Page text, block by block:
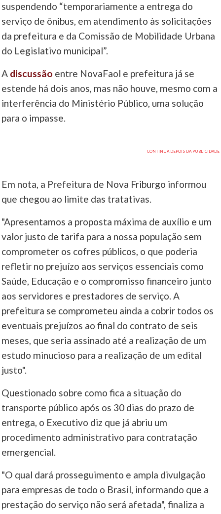
suspendendo “temporariamente a entrega do
serviço de ônibus, em atendimento às solicitações
da prefeitura e da Comissão de Mobilidade Urbana
do Legislativo municipal”.
A discussão entre NovaFaol e prefeitura já se
estende há dois anos, mas não houve, mesmo com a
interferência do Ministério Público, uma solução
para o impasse.
Em nota, a Prefeitura de Nova Friburgo informou
que chegou ao limite das tratativas.
"Apresentamos a proposta máxima de auxílio e um
valor justo de tarifa para a nossa população sem
comprometer os cofres públicos, o que poderia
refletir no prejuízo aos serviços essenciais como
Saúde, Educação e o compromisso financeiro junto
aos servidores e prestadores de serviço. A
prefeitura se comprometeu ainda a cobrir todos os
eventuais prejuízos ao final do contrato de seis
meses, que seria assinado até a realização de um
estudo minucioso para a realização de um edital
justo".
Questionado sobre como fica a situação do
transporte público após os 30 dias do prazo de
entrega, o Executivo diz que já abriu um
procedimento administrativo para contratação
emergencial.
"O qual dará prosseguimento e ampla divulgação
para empresas de todo o Brasil, informando que a
prestação do serviço não será afetada", finaliza a